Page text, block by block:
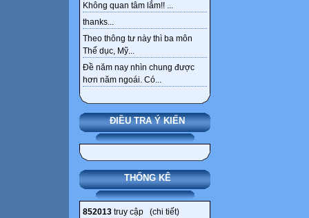
Không quan tâm lắm!! ...
thanks...
Theo thông tư này thì ba môn
Thể dục, Mỹ...
Đề năm nay nhìn chung được
hơn năm ngoái. Có...
ĐIỀU TRA Ý KIẾN
THỐNG KÊ
852013 truy cập (chi tiết)